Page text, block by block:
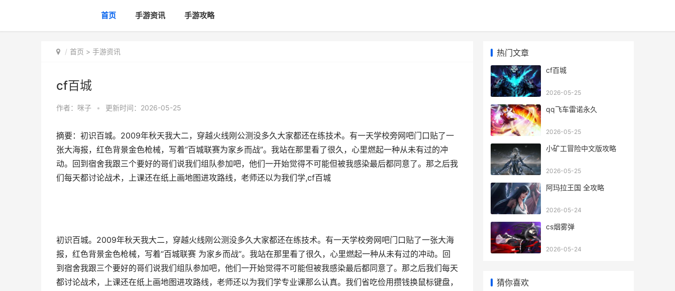
首页 手游资讯 手游攻略
首页 > 手游资讯
cf百城
作者： 咪子 • 更新时间：2026-05-25
摘要：初识百城。2009年秋天我大二，穿越火线刚公测没多久大家都还在练技术。有一天学校旁网吧门口贴了一
张大海报，红色背景金色枪械，写着“百城联赛为家乡而战”。我站在那里看了很久，心里燃起一种从未有过的冲
动。回到宿舍我跟三个要好的哥们说我们组队参加吧，他们一开始觉得不可能但被我感染最后都同意了。那之后我
们每天都讨论战术，上课还在纸上画地图进攻路线，老师还以为我们学,cf百城
初识百城。2009年秋天我大二，穿越火线刚公测没多久大家都还在练技术。有一天学校旁网吧门口贴了一张大海
报，红色背景金色枪械，写着“百城联赛 为家乡而战”。我站在那里看了很久，心里燃起一种从未有过的冲动。回
到宿舍我跟三个要好的哥们说我们组队参加吧，他们一开始觉得不可能但被我感染最后都同意了。那之后我们每天
都讨论战术，上课还在纸上画地图进攻路线，老师还以为我们学专业课那么认真。我们省吃俭用攒钱换鼠标键盘，
热门文章
cf百城
2026-05-25
qq飞车雷诺永久
2026-05-25
小矿工冒险中文版攻略
2026-05-25
阿玛拉王国 全攻略
2026-05-24
cs烟雾弹
2026-05-24
猜你喜欢